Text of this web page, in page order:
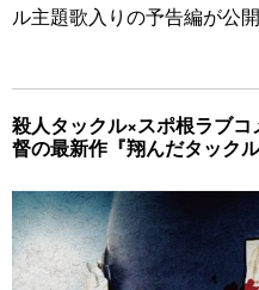
ル主題歌入りの予告編が公開
殺人タックル×スポ根ラブ
督の最新作『翔んだタック